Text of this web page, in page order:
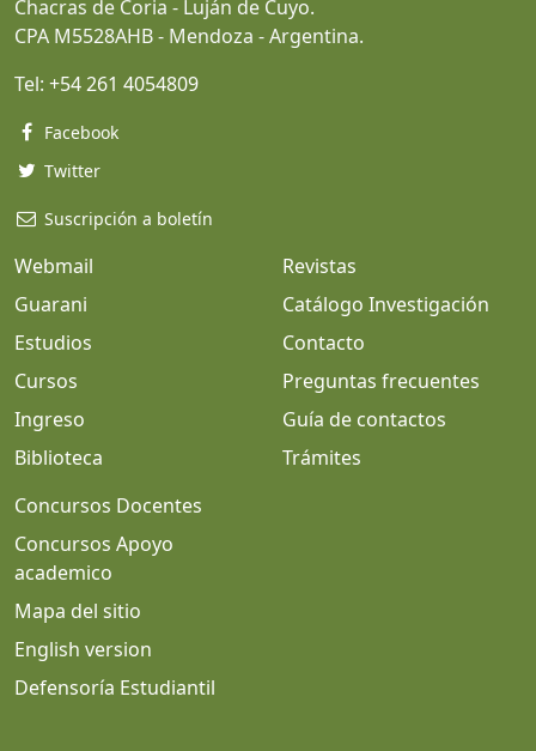
Chacras de Coria - Luján de Cuyo.
CPA M5528AHB - Mendoza - Argentina.
Tel: +54 261 4054809
Facebook
Twitter
Suscripción a boletín
Webmail
Guarani
Estudios
Cursos
Ingreso
Biblioteca
Revistas
Catálogo Investigación
Contacto
Preguntas frecuentes
Guía de contactos
Trámites
Concursos Docentes
Concursos Apoyo
academico
Mapa del sitio
English version
Defensoría Estudiantil